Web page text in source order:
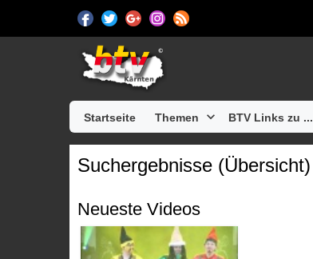
Startseite Themen BTV Links zu ...
Suchergebnisse (Übersicht)
Neueste Videos